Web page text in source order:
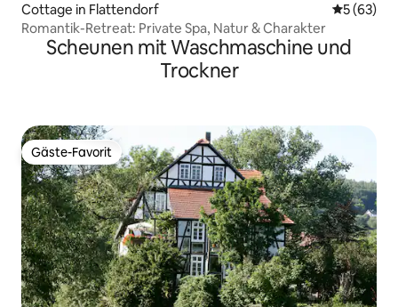
Cottage in Flattendorf
5 (63)
Romantik-Retreat: Private Spa, Natur & Charakter
Scheunen mit Waschmaschine und
Trockner
Gäste-Favorit
Gäste-Favorit